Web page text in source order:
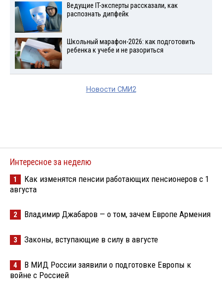
Ведущие IT-эксперты рассказали, как
распознать дипфейк
Школьный марафон-2026: как подготовить
ребенка к учебе и не разориться
Новости СМИ2
Интересное за неделю
1
Как изменятся пенсии работающих пенсионеров с 1
августа
2 Владимир Джабаров — о том, зачем Европе Армения
3 Законы, вступающие в силу в августе
4
В МИД России заявили о подготовке Европы к
войне с Россией